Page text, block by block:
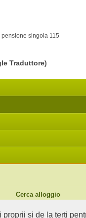
proprii si de la terti
singola 115
Traduttore)
Cerca alloggio
Spunti di viaggio